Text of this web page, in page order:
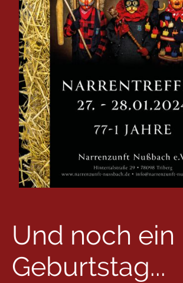
Und noch ein
Geburtstag...